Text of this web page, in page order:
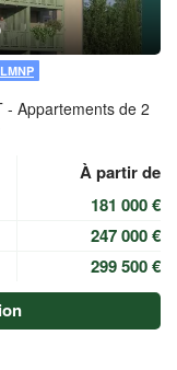
LMNP
- Appartements de 2
À partir de
181 000 €
247 000 €
299 500 €